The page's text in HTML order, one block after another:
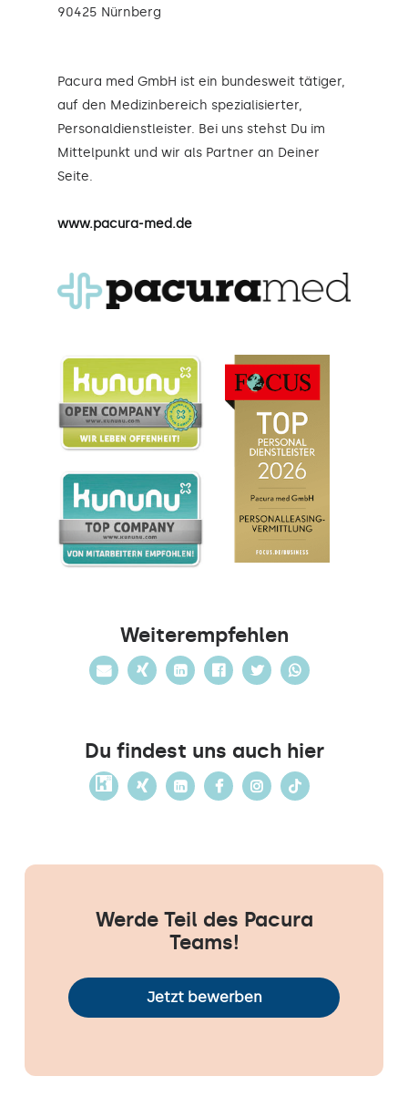
90425 Nürnberg
Pacura med GmbH ist ein bundesweit tätiger,
auf den Medizinbereich spezialisierter,
Personaldienstleister. Bei uns stehst Du im
Mittelpunkt und wir als Partner an Deiner
Seite.
www.pacura-med.de
Weiterempfehlen
Du findest uns auch hier
Werde Teil des Pacura
Teams!
Jetzt bewerben